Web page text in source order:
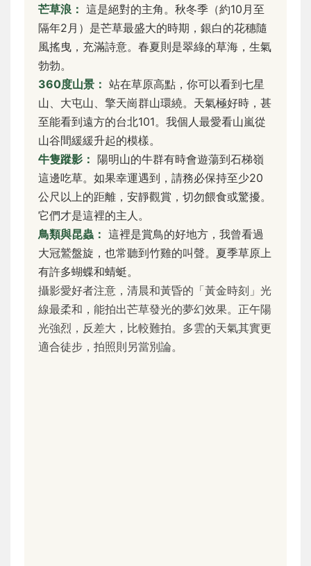
芒草浪： 這是絕對的主角。秋冬季（約10月至
隔年2月）是芒草最盛大的時期，銀白的花穗隨
風搖曳，充滿詩意。春夏則是翠綠的草海，生氣
勃勃。
360度山景： 站在草原高點，你可以看到七星
山、大屯山、擎天崗群山環繞。天氣極好時，甚
至能看到遠方的台北101。我個人最愛看山嵐從
山谷間緩緩升起的模樣。
牛隻蹤影： 陽明山的牛群有時會遊蕩到石梯嶺
這邊吃草。如果幸運遇到，請務必保持至少20
公尺以上的距離，安靜觀賞，切勿餵食或驚擾。
它們才是這裡的主人。
鳥類與昆蟲： 這裡是賞鳥的好地方，我曾看過
大冠鷲盤旋，也常聽到竹雞的叫聲。夏季草原上
有許多蝴蝶和蜻蜓。
攝影愛好者注意，清晨和黃昏的「黃金時刻」光
線最柔和，能拍出芒草發光的夢幻效果。正午陽
光強烈，反差大，比較難拍。多雲的天氣其實更
適合徒步，拍照則另當別論。